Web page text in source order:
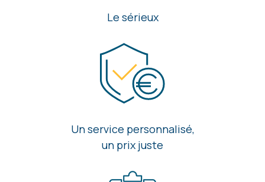
Le sérieux
Un service personnalisé,
un prix juste